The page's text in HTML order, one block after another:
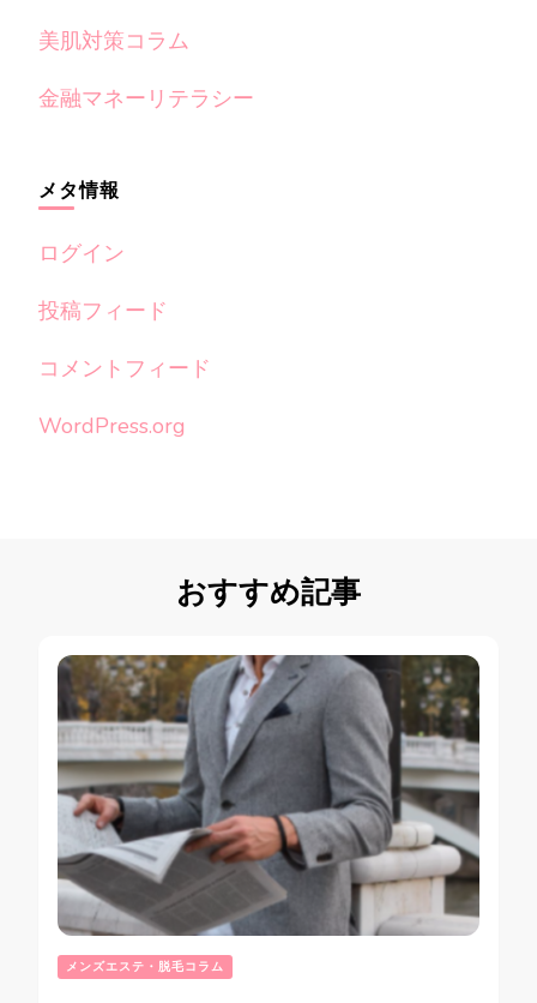
美肌対策コラム
金融マネーリテラシー
メタ情報
ログイン
投稿フィード
コメントフィード
WordPress.org
おすすめ記事
メンズエステ・脱毛コラム